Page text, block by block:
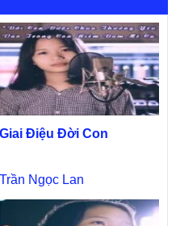
Giai Điệu Đời Con
Trần Ngọc Lan